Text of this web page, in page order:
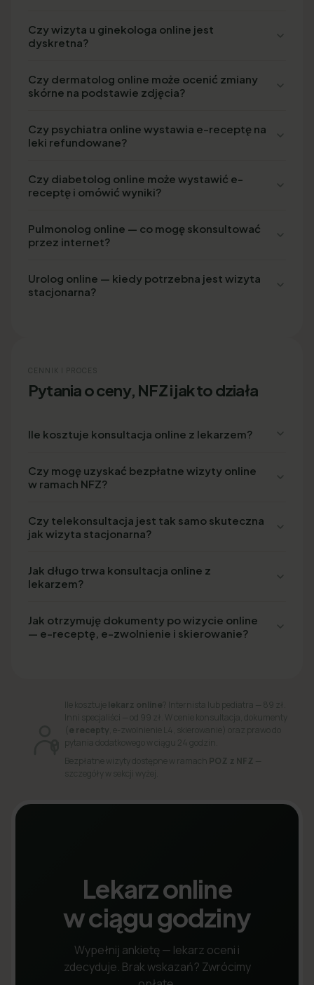
Czy wizyta u ginekologa online jest
dyskretna?
Czy dermatolog online może ocenić zmiany
skórne na podstawie zdjęcia?
Czy psychiatra online wystawia e-receptę na
leki refundowane?
Czy diabetolog online może wystawić e-
receptę i omówić wyniki?
Pulmonolog online — co mogę skonsultować
przez internet?
Urolog online — kiedy potrzebna jest wizyta
stacjonarna?
CENNIK I PROCES
Pytania o ceny, NFZ i jak to działa
Ile kosztuje konsultacja online z lekarzem?
Czy mogę uzyskać bezpłatne wizyty online
w ramach NFZ?
Czy telekonsultacja jest tak samo skuteczna
jak wizyta stacjonarna?
Jak długo trwa konsultacja online z
lekarzem?
Jak otrzymuję dokumenty po wizycie online
— e-receptę, e-zwolnienie i skierowanie?
Ile kosztujelekarz online ? Internista lub pediatra — 89 zł.
Inni specjaliści — od 99 zł. W cenie konsultacja, dokumenty
( e recepty , e-zwolnienie L4, skierowanie) oraz prawo do
pytania dodatkowego w ciągu 24 godzin.
Bezpłatne wizyty dostępne w ramach POZ z NFZ
szczegóły w sekcji wyżej.
Lekarz online
w ciągu godziny
Wypełnij ankietę — lekarz oceni i
zdecyduje. Brak wskazań? Zwrócimy